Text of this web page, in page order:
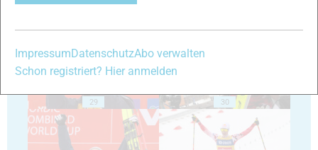
29 30
ImpressumDatenschutzAbo verwalten
Schon registriert? Hier anmelden